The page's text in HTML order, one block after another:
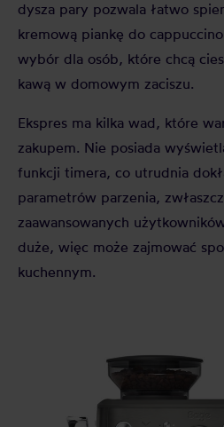
dysza pary pozwala łatwo
kremową piankę do
wybór dla osób, które chcą
kawą w domowym zaciszu.
Ekspres ma kilka wad, które
zakupem. Nie posiada
funkcji timera, co utrudnia
parametrów parzenia,
zaawansowanych
duże, więc może zajmować
kuchennym.